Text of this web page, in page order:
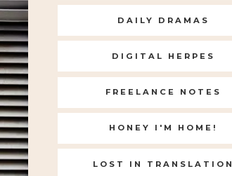
DAILY DRAMAS
DIGITAL HERPES
FREELANCE NOTES
HONEY I'M HOME!
LOST IN TRANSLATION